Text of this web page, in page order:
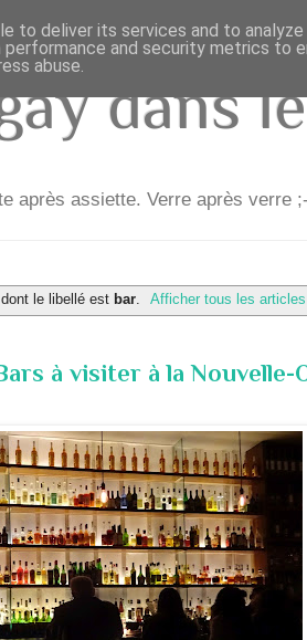
dans
après assiette. Verre après verre
le libellé est bar. Afficher tous les articles
à visiter à la Nouvelle-
to deliver its services and to
and security metrics to
abuse.